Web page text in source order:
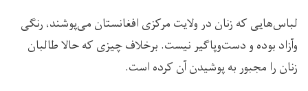
لباس‌هایی که زنان در ولایت مرکزی افغانستان می‌پوشند، رنگی
وآزاد بوده و دست‌وپاگیر نیست. برخلاف چیزی که حالا طالبان
زنان را مجبور به پوشیدن آن کرده است.